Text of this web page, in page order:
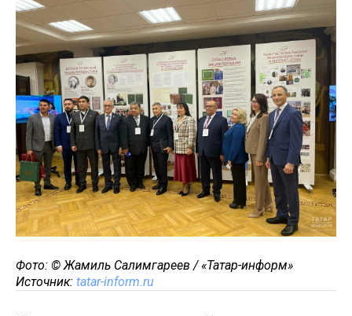
Фото: © Жамиль Салимгареев / «Татар-информ»
Источник: tatar-inform.ru